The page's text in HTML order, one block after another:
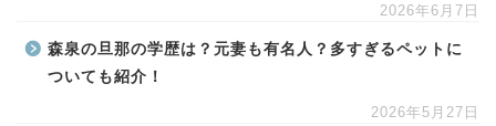
2026年6月7日
森泉の旦那の学歴は？元妻も有名人？多すぎるペットに
ついても紹介！
2026年5月27日